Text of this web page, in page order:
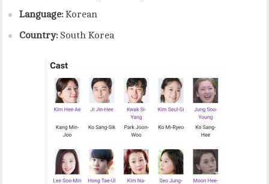
Language:Korean
Country:South Korea